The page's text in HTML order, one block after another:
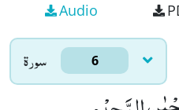
Audio
سورۃ 6